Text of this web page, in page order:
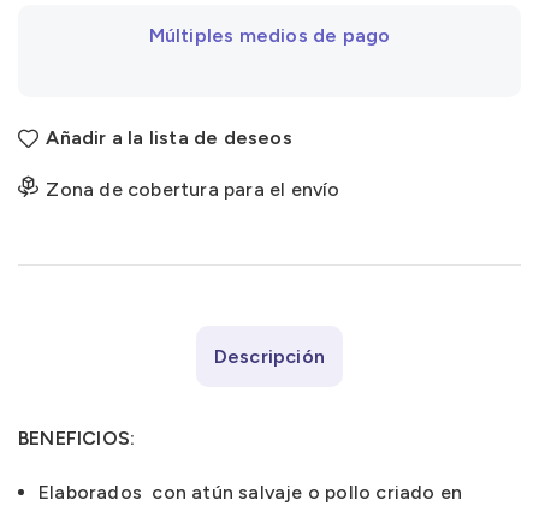
Múltiples medios de pago
Añadir a la lista de deseos
Zona de cobertura para el envío
Descripción
BENEFICIOS:
Elaborados con atún salvaje o pollo criado en